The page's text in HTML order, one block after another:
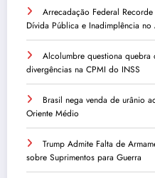
Arrecadação Federal
Dívida Pública e Inadimplência no
Alcolumbre questiona
divergências na CPMI do INSS
Brasil nega venda de urânio
Oriente Médio
Trump Admite Falta de
sobre Suprimentos para Guerra